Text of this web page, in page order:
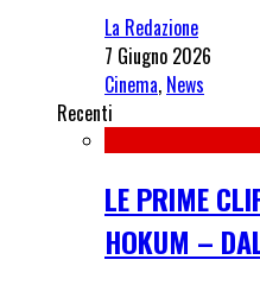
La Redazione
7 Giugno 2026
Cinema, News
Recenti
LE PRIME
HOKUM –